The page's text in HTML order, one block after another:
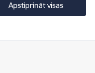
Apstiprināt visas